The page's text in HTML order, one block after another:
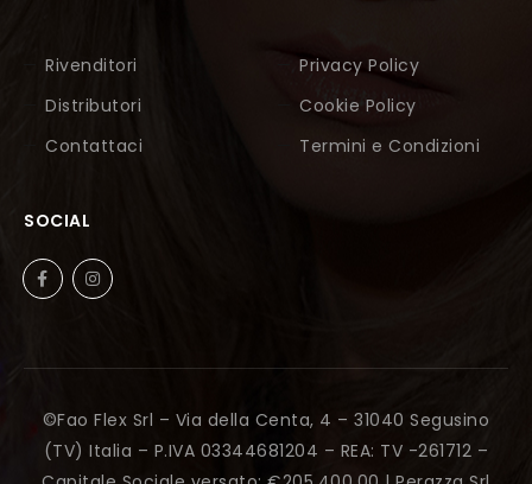
Rivenditori
Distributori
Contattaci
Privacy Policy
Cookie Policy
Termini e Condizioni
SOCIAL
©Fao Flex Srl – Via della Centa, 4 – 31040 Segusino
(TV) Italia – P.IVA 03344681204 – REA: TV -261712 –